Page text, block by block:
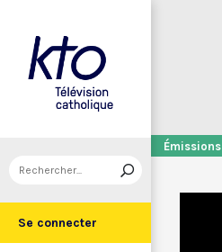
Se connecter
Émissions